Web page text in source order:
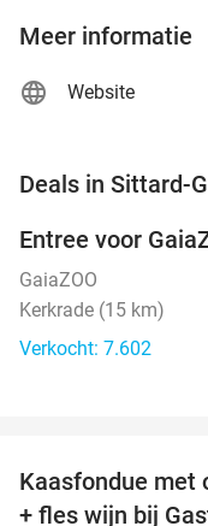
Meer informatie
Website
Deals in Sittard-
Entree voor
GaiaZOO
Kerkrade (15 km)
Verkocht: 7.602
Kaasfondue met
+ fles wijn bij